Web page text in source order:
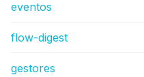
eventos
flow-digest
gestores